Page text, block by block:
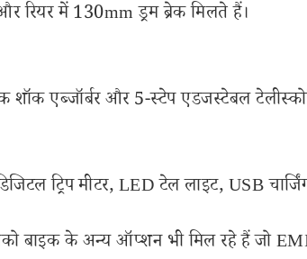
रियर में 130mm ड्रम ब्रेक मिलते हैं।
शॉक एब्जॉर्बर और 5-स्टेप एडजस्टेबल
ट्रिप मीटर, LED टेल लाइट, USB
बाइक के अन्य ऑप्शन भी मिल रहे हैं जो EMI